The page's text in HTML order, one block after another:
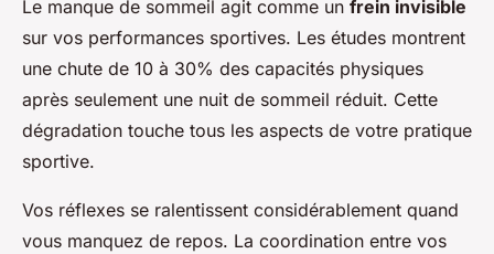
Le manque de sommeil agit comme un frein invisible
sur vos performances sportives. Les études montrent
une chute de 10 à 30% des capacités physiques
après seulement une nuit de sommeil réduit. Cette
dégradation touche tous les aspects de votre pratique
sportive.
Vos réflexes se ralentissent considérablement quand
vous manquez de repos. La coordination entre vos